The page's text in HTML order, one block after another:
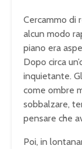
Cercammo di
alcun modo
piano era
Dopo circa
inquietante.
come ombre
sobbalzare,
pensare che
Poi, in